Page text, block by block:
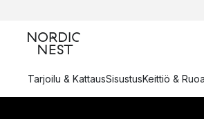
Tarjoilu & KattausSisustusKeittiö &